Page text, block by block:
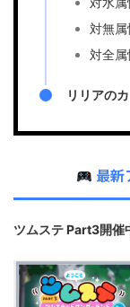
対無
対全
リリアの
最新
ツムステ Part3開催